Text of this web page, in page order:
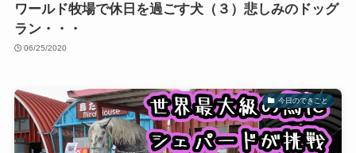
ワールド牧場で休日を過ごす犬（３）悲しみのドッグ
ラン・・・
06/25/2020
今日のできごと